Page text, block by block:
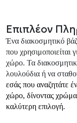
Επιπλέον
Ένα διακοσμητικό
που χρησιμοποιείται
χώρο. Τα
λουλούδια ή να
εσάς που αναζητάτε
χώρο, δίνοντας χρώμα
καλύτερη επιλογή.